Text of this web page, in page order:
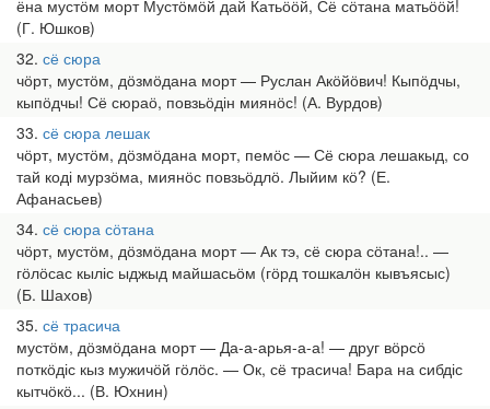
ёна мустӧм морт Мустӧмӧй дай Катьӧӧй, Сё сӧтана матьӧӧй!
(Г. Юшков)
32 сё сюра
чӧрт, мустӧм, дӧзмӧдана морт — Руслан Акӧйӧвич! Кыпӧдчы,
кыпӧдчы! Сё сюраӧ, повзьӧдін миянӧс! (А. Вурдов)
33 сё сюра лешак
чӧрт, мустӧм, дӧзмӧдана морт, пемӧс — Сё сюра лешакыд, со
тай коді мурзӧма, миянӧс повзьӧдлӧ. Лыйим кӧ? (Е.
Афанасьев)
34 сё сюра сӧтана
чӧрт, мустӧм, дӧзмӧдана морт — Ак тэ, сё сюра сӧтана!.. —
гӧлӧсас кыліс ыджыд майшасьӧм (гӧрд тошкалӧн кывъясыс)
(Б. Шахов)
35 сё трасича
мустӧм, дӧзмӧдана морт — Да-а-арья-а-а! — друг вӧрсӧ
поткӧдіс кыз мужичӧй гӧлӧс. — Ок, сё трасича! Бара на сибдіс
кытчӧкӧ... (В. Юхнин)